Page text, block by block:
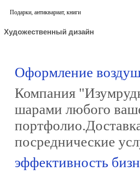
Подарки, антиквариат, книги
Художественный дизайн
Оформление
Компания
шарами любого
посреднические
эффективность